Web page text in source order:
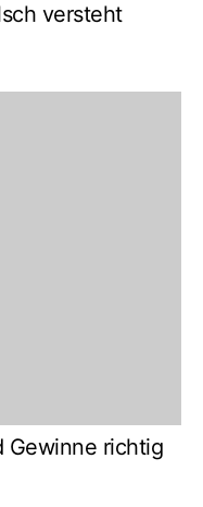
versteht
Gewinne richtig